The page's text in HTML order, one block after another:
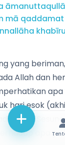
mā
yang beriman,
Allah dan
hari esok
Allah.
apa